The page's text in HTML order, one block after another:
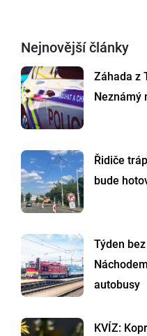
Nejnovější články
Záhada z
Neznámý
Řidiče
bude
Týden
autobusy
KVÍZ: